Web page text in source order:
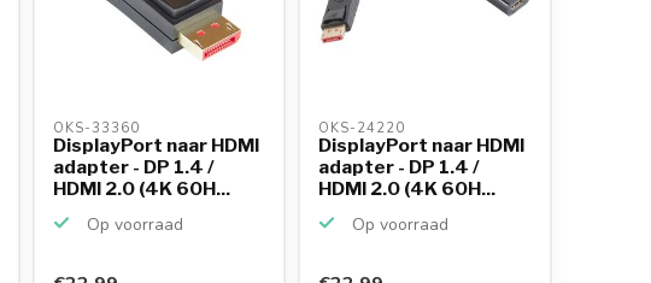
OKS-33360
DisplayPort naar HDMI
adapter - DP 1.4 /
HDMI 2.0 (4K 60H...
Op voorraad
OKS-24220
DisplayPort naar HDMI
adapter - DP 1.4 /
HDMI 2.0 (4K 60H...
Op voorraad